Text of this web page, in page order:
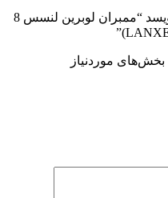
اولین کسی باشید که دیدگاهی می نویسد “ممبران لوبرین لنسس 8
بخش‌های موردنیاز